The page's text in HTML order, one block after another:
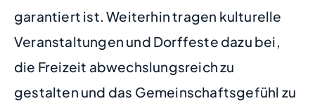
garantiert ist. Weiterhin tragen kulturelle
Veranstaltungen und Dorffeste dazu bei,
die Freizeit abwechslungsreich zu
gestalten und das Gemeinschaftsgefühl zu